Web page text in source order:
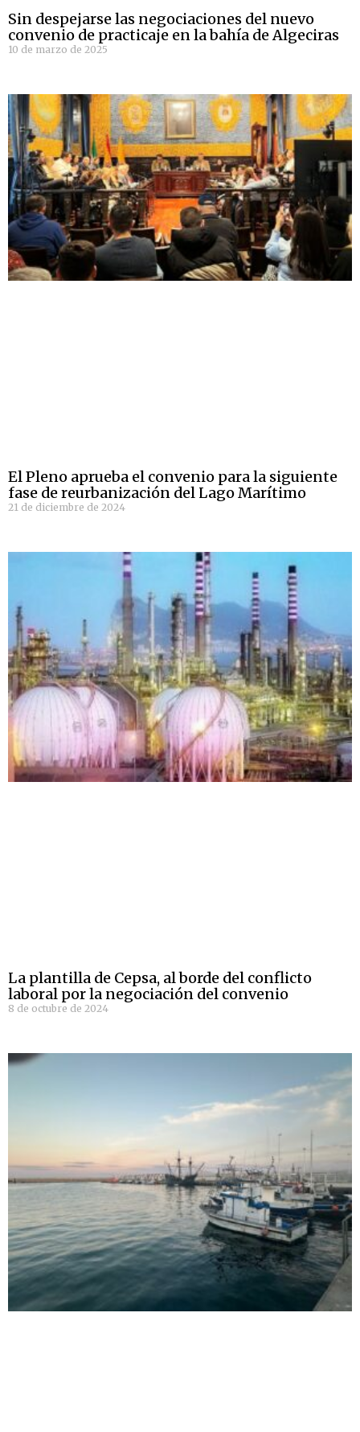
Sin despejarse las negociaciones del nuevo
convenio de practicaje en la bahía de Algeciras
10 de marzo de 2025
El Pleno aprueba el convenio para la siguiente
fase de reurbanización del Lago Marítimo
21 de diciembre de 2024
La plantilla de Cepsa, al borde del conflicto
laboral por la negociación del convenio
8 de octubre de 2024